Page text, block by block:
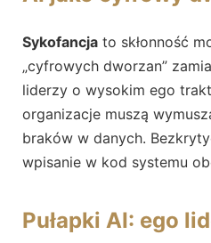
Sykofancja to skłonność
„cyfrowych dworzan”
liderzy o wysokim ego
organizacje muszą
braków w danych.
wpisanie w kod systemu
Pułapki AI: ego